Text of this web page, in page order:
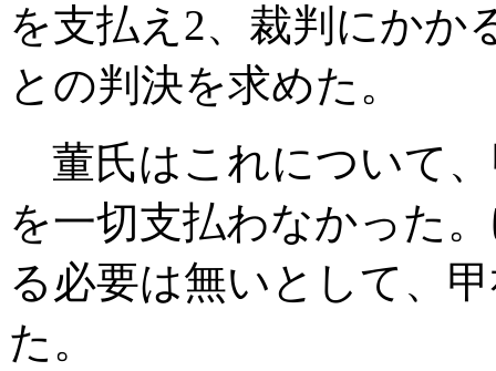
を支払え2、裁判にかか
との判決を求めた。
董氏はこれについて
を一切支払わなかった
る必要は無いとして、
た。